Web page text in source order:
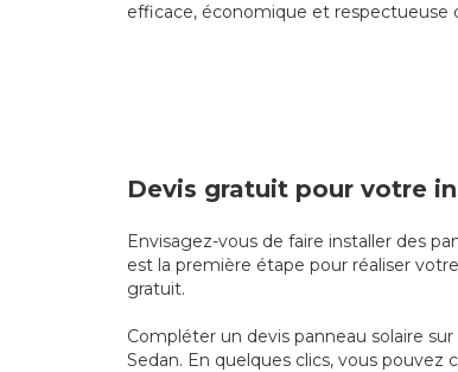
efficace, économique et respectueuse
Devis gratuit pour votre
Envisagez-vous de faire installer des
est la première étape pour réaliser
gratuit.
Compléter un devis panneau solaire
Sedan. En quelques clics, vous